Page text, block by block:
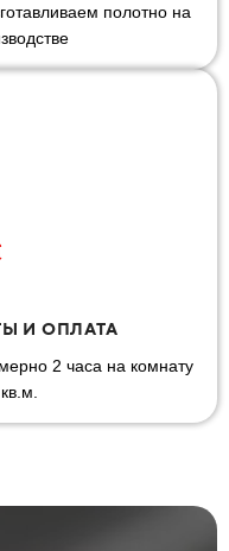
полотно на
И ОПЛАТА
2 часа на комнату